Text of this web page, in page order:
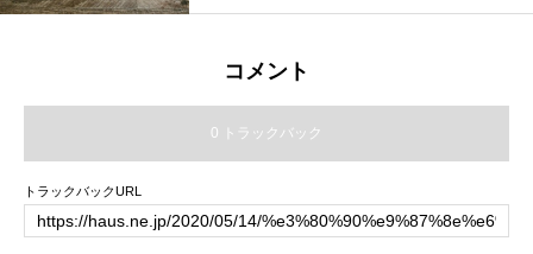
コメント
0 トラックバック
トラックバックURL